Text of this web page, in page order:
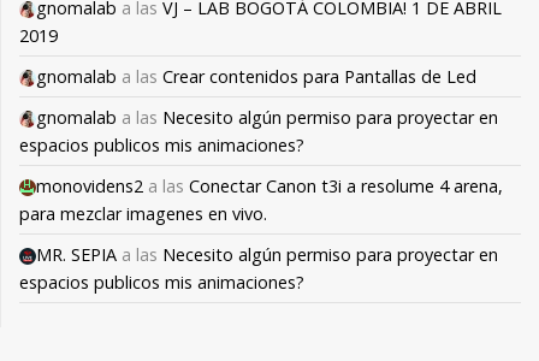
gnomalab a las VJ – LAB BOGOTÁ COLOMBIA! 1 DE ABRIL
2019
gnomalab a las Crear contenidos para Pantallas de Led
gnomalab a las Necesito algún permiso para proyectar en
espacios publicos mis animaciones?
monovidens2 a las Conectar Canon t3i a resolume 4 arena,
para mezclar imagenes en vivo.
MR. SEPIA a las Necesito algún permiso para proyectar en
espacios publicos mis animaciones?